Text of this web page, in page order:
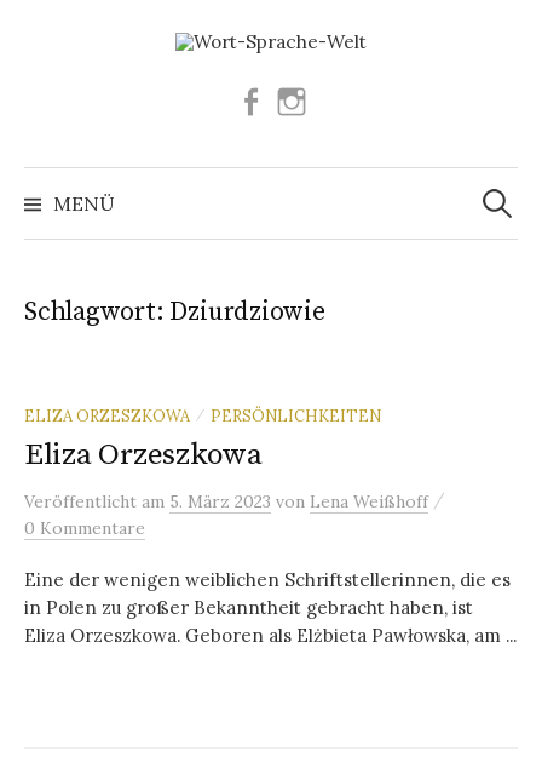
Facebook
MENÜ
Suchen
nach:
Schlagwort: Dziurdziowie
ELIZA ORZESZKOWA / PERSÖNLICHKEITEN
Eliza Orzeszkowa
Veröffentlicht am 5. März 2023 von Lena Weißhoff /
0 Kommentare
Eine der wenigen weiblichen Schriftstellerinnen, die es
in Polen zu großer Bekanntheit gebracht haben, ist
Eliza Orzeszkowa. Geboren als Elżbieta Pawłowska, am ...